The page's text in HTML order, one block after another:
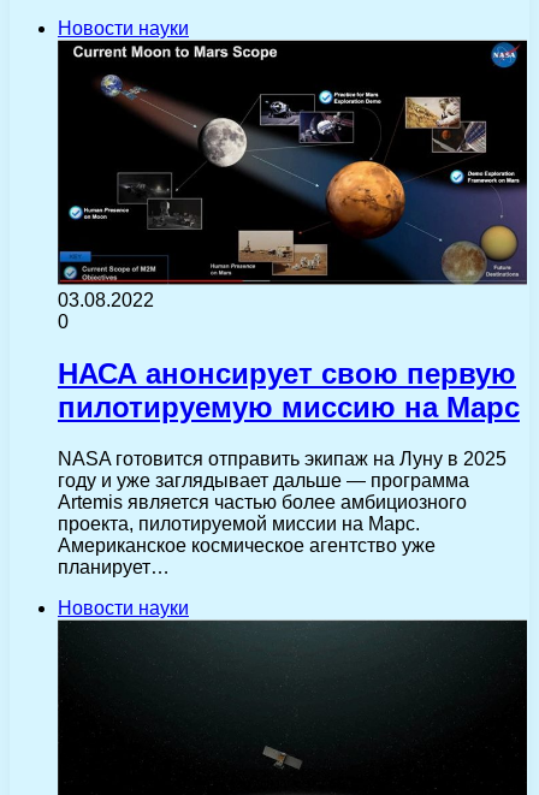
Новости науки
03.08.2022
0
НАСА анонсирует свою первую
пилотируемую миссию на Марс
NASA готовится отправить экипаж на Луну в 2025
году и уже заглядывает дальше — программа
Artemis является частью более амбициозного
проекта, пилотируемой миссии на Марс.
Американское космическое агентство уже
планирует…
Новости науки